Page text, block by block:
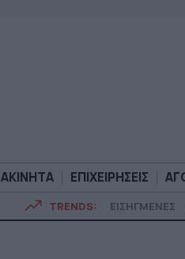
ΑΚΙΝΗΤΑ ΕΠΙΧΕΙΡΗΣΕΙΣ
TRENDS: ΕΙΣΗΓΜΕΝΕΣ